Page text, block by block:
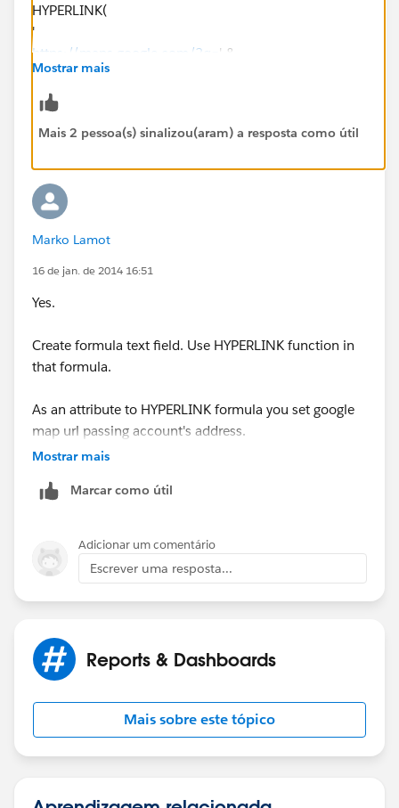
HYPERLINK(
'
https://maps.google.com/?q= ' &
MailingStreet & ',' &
MailingCity & ',' &
MailingState & ',' &
MailingCountry ,
'Find On Map'
Also, if you plan insert them then always use the Insert
Field button when on the Advanced Formula Tab to
Mostrar mais
Mais 2 pessoa(s) sinalizou(aram) a resposta como útil
Marko Lamot
16 de jan. de 2014 16:51
Yes.
Create formula text field. Use HYPERLINK function in
that formula.
As an attribute to HYPERLINK formula you set google
map url passing account's address.
Mostrar mais
Marcar como útil
Adicionar um comentário
Escrever uma resposta...
Reports & Dashboards
Mais sobre este tópico